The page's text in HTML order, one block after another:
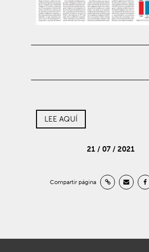
LEE AQUÍ
21 / 07 / 2021
Compartir página